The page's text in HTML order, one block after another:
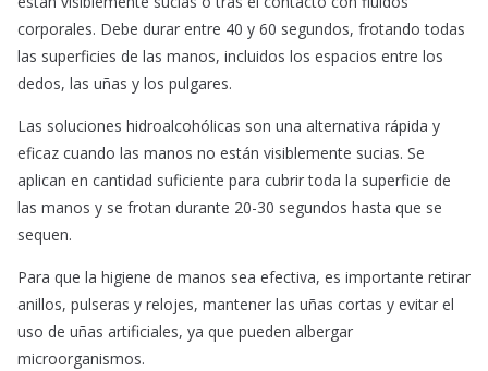
corporales. Debe durar entre 40 y 60 segundos, frotando todas
las superficies de las manos, incluidos los espacios entre los
dedos, las uñas y los pulgares.
Las soluciones hidroalcohólicas son una alternativa rápida y
eficaz cuando las manos no están visiblemente sucias. Se
aplican en cantidad suficiente para cubrir toda la superficie de
las manos y se frotan durante 20-30 segundos hasta que se
sequen.
Para que la higiene de manos sea efectiva, es importante retirar
anillos, pulseras y relojes, mantener las uñas cortas y evitar el
uso de uñas artificiales, ya que pueden albergar
microorganismos.